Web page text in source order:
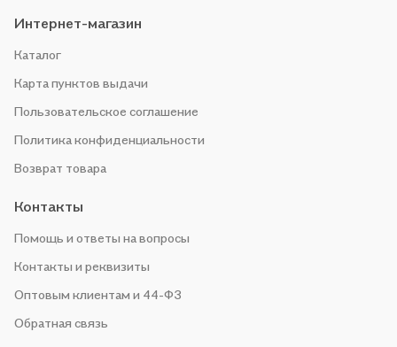
Интернет-магазин
Каталог
Карта пунктов выдачи
Пользовательское соглашение
Политика конфиденциальности
Возврат товара
Контакты
Помощь и ответы на вопросы
Контакты и реквизиты
Оптовым клиентам и 44-ФЗ
Обратная связь